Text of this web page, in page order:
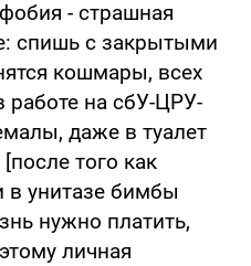
- страшная
спишь с закрытыми
кошмары, всех
работе на сбУ-ЦРУ-
даже в туалет
того как
в унитазе бимбы
нужно платить,
личная